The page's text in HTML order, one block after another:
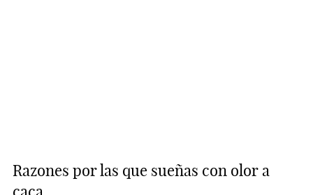
Razones por las que sueñas con olor a